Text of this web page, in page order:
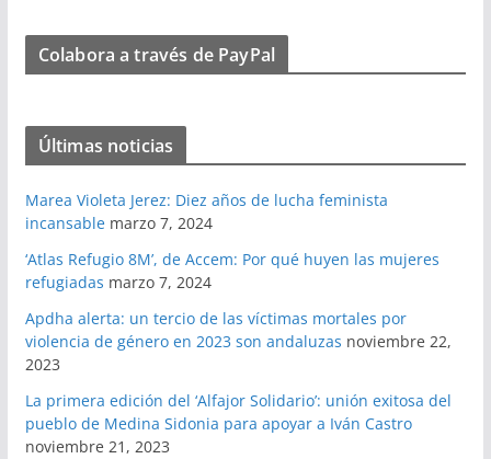
Colabora a través de PayPal
Últimas noticias
Marea Violeta Jerez: Diez años de lucha feminista
incansable marzo 7, 2024
‘Atlas Refugio 8M’, de Accem: Por qué huyen las mujeres
refugiadas marzo 7, 2024
Apdha alerta: un tercio de las víctimas mortales por
violencia de género en 2023 son andaluzas noviembre 22,
2023
La primera edición del ‘Alfajor Solidario’: unión exitosa del
pueblo de Medina Sidonia para apoyar a Iván Castro
noviembre 21, 2023